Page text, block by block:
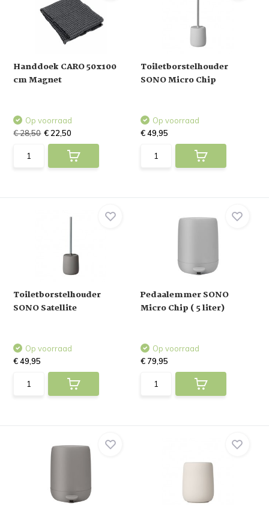
Handdoek CARO 50x100
cm Magnet
Op voorraad
€ 28,50 € 22,50
Toiletborstelhouder
SONO Micro Chip
Op voorraad
€ 49,95
Toiletborstelhouder
SONO Satellite
Op voorraad
€ 49,95
Pedaalemmer SONO
Micro Chip ( 5 liter)
Op voorraad
€ 79,95